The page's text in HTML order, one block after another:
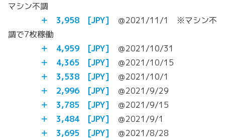
マシン不調
＋ 3,958 [JPY] ＠2021/11/1 ※マシン不
調で7枚稼働
＋ 4,959 [JPY] ＠2021/10/31
＋ 4,365 [JPY] ＠2021/10/15
＋ 3,538 [JPY] ＠2021/10/1
＋ 2,996 [JPY] ＠2021/9/29
＋ 3,785
[JPY] ＠2021/9/15
＋ 3,484
[JPY] ＠2021/9/1
＋ 3,695
[JPY] ＠2021/8/28